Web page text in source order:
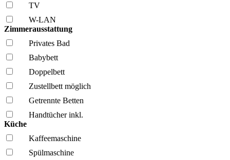
TV
W-LAN
Zimmerausstattung
Privates Bad
Babybett
Doppelbett
Zustellbett möglich
Getrennte Betten
Handtücher inkl.
Küche
Kaffee­maschine
Spül­maschine